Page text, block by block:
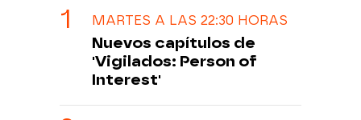
MARTES A LAS 22:30 HORAS
Nuevos capítulos de
'Vigilados: Person of
Interest'